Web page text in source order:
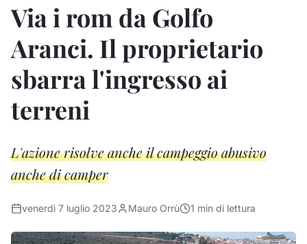
Via i rom da Golfo
Aranci. Il proprietario
sbarra l'ingresso ai
terreni
L'azione risolve anche il campeggio abusivo
anche di camper
venerdì 7 luglio 2023 Mauro Orrù 1 min di lettura